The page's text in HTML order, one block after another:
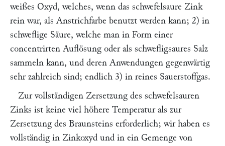
weißes Oxyd, welches, wenn das schwefelsaure Zink
rein war, als Anstrichfarbe benutzt werden kann; 2) in
schweflige Säure, welche man in Form einer
concentrirten Auflösung oder als schwefligsaures Salz
sammeln kann, und deren Anwendungen gegenwärtig
sehr zahlreich sind; endlich 3) in reines Sauerstoffgas.
Zur vollständigen Zersetzung des schwefelsauren
Zinks ist keine viel höhere Temperatur als zur
Zersetzung des Braunsteins erforderlich; wir haben es
vollständig in Zinkoxyd und in ein Gemenge von